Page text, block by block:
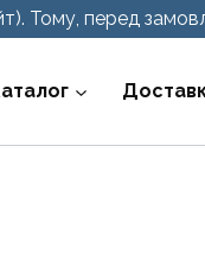
Тому, перед